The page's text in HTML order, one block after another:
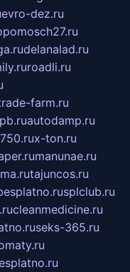
evro-dez.ru
delanalad.ru
roadli.ru
farm.ru
autodamp.ru
x-ton.ru
manunae.ru
tajuncos.ru
splclub.ru
cleanmedicine.ru
seks-365.ru